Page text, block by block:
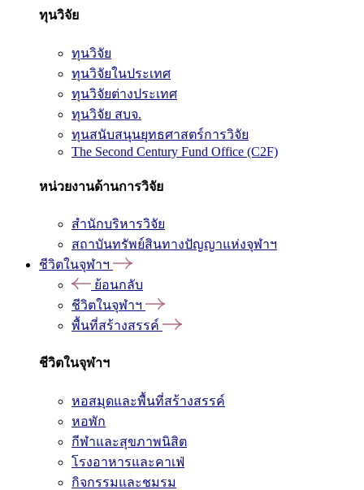
ทุนวิจัย
ทุนวิจัย
ทุนวิจัยในประเทศ
ทุนวิจัยต่างประเทศ
ทุนวิจัย สบจ.
ทุนสนับสนุนยุทธศาสตร์การวิจัย
The Second Century Fund Office (C2F)
หน่วยงานด้านการวิจัย
สำนักบริหารวิจัย
สถาบันทรัพย์สินทางปัญญาแห่งจุฬาฯ
ชีวิตในจุฬาฯ
ย้อนกลับ
ชีวิตในจุฬาฯ
พื้นที่สร้างสรรค์
ชีวิตในจุฬาฯ
หอสมุดและพื้นที่สร้างสรรค์
หอพัก
กีฬาและสุขภาพนิสิต
โรงอาหารและคาเฟ่
กิจกรรมและชมรม